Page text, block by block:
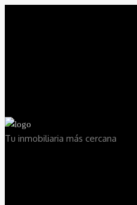
Tu inmobiliaria más cercana